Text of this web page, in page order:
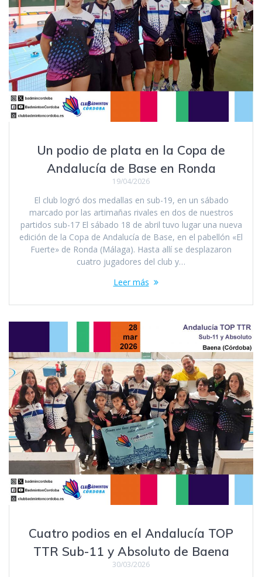
Un podio de plata en la Copa de
Andalucía de Base en Ronda
19/04/2026
El club logró dos medallas en sub-19, en un sábado
marcado por las artimañas rivales en dos de nuestros
partidos sub-17 El sábado 18 de abril tuvo lugar una nueva
edición de la Copa de Andalucía de Base, en el pabellón «El
Fuerte» de Ronda (Málaga). Hasta allí se desplazaron
cuatro jugadores del club y…
Leer más
Cuatro podios en el Andalucía TOP
TTR Sub-11 y Absoluto de Baena
30/03/2026